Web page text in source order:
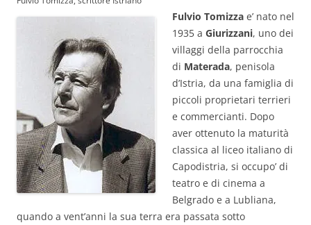
Fulvio Tomizza e’ nato nel
1935 a Giurizzani, uno dei
villaggi della parrocchia
di Materada, penisola
d’Istria, da una famiglia di
piccoli proprietari terrieri
e commercianti. Dopo
aver ottenuto la maturità
classica al liceo italiano di
Capodistria, si occupo’ di
teatro e di cinema a
Belgrado e a Lubliana,
quando a vent’anni la sua terra era passata sotto